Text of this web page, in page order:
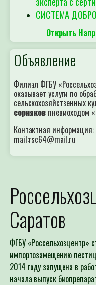
СИСТЕМА
Открыть
Объявление
Филиал ФГБУ
оказывает услуги по
сельскохозяйственных
сорняков пневмоходом
Контактная
mail:rsc64@mail.ru
Саратов
ФГБУ «Россельхозцентр»
импортозамещению
2014 году запущена в
начала выпуск